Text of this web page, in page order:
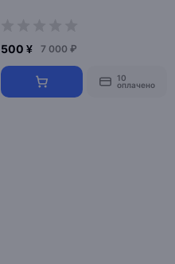
500 ¥ 7 000 ₽
10
оплачено